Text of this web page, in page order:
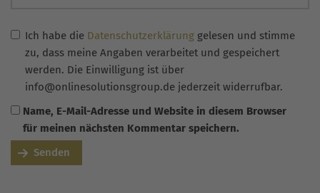
Ich habe die Datenschutzerklärung gelesen und stimme
zu, dass meine Angaben verarbeitet und gespeichert
werden. Die Einwilligung ist über
info@onlinesolutionsgroup.de jederzeit widerrufbar.
Name, E-Mail-Adresse und Website in diesem Browser
für meinen nächsten Kommentar speichern.
Senden